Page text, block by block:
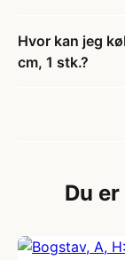
Hvor kan jeg
cm, 1 stk.?
Du